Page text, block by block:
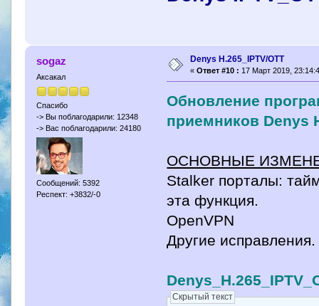
sogaz
Аксакал
Спасибо
-> Вы поблагодарили: 12348
-> Вас поблагодарили: 24180
Сообщений: 5392
Респект: +3832/-0
Denys H.265_IPTV/OTT
« Ответ #10 : 17 Март 2019,
Обновление
приемников Denys
ОСНОВНЫЕ
Stalker порталы:
эта функция.
OpenVPN
Другие исправления.
Скрытый текст